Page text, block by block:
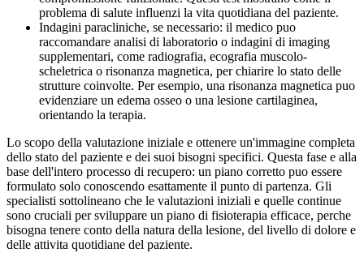
problema di salute influenzi la vita quotidiana del paziente.
Indagini paracliniche, se necessario: il medico puo
raccomandare analisi di laboratorio o indagini di imaging
supplementari, come radiografia, ecografia muscolo-
scheletrica o risonanza magnetica, per chiarire lo stato delle
strutture coinvolte. Per esempio, una risonanza magnetica puo
evidenziare un edema osseo o una lesione cartilaginea,
orientando la terapia.
Lo scopo della valutazione iniziale e ottenere un'immagine completa
dello stato del paziente e dei suoi bisogni specifici. Questa fase e alla
base dell'intero processo di recupero: un piano corretto puo essere
formulato solo conoscendo esattamente il punto di partenza. Gli
specialisti sottolineano che le valutazioni iniziali e quelle continue
sono cruciali per sviluppare un piano di fisioterapia efficace, perche
bisogna tenere conto della natura della lesione, del livello di dolore e
delle attivita quotidiane del paziente.